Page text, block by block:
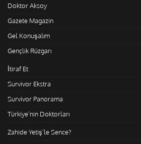
Doktor Aksoy
Gazete Magazin
Gel Konuşalım
Gençlik Rüzgarı
İtiraf Et
Survivor Ekstra
Survivor Panorama
Türkiye'nin Doktorları
Zahide Yetiş'le Sence?